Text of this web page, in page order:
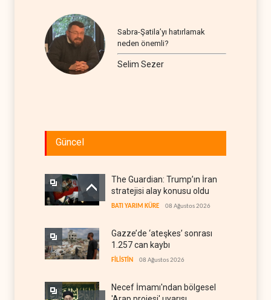
Sabra-Şatila’yı hatırlamak
neden önemli?
Selim Sezer
Güncel
The Guardian: Trump’ın İran
stratejisi alay konusu oldu
BATI YARIM KÜRE 08 Ağustos 2026
Gazze’de ‘ateşkes’ sonrası
1.257 can kaybı
FİLİSTİN 08 Ağustos 2026
Necef İmamı'ndan bölgesel